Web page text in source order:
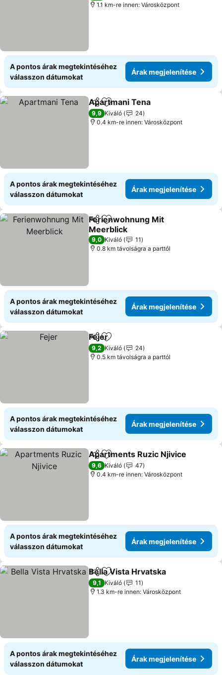
1.1 km-re innen: Városközpont
A pontos árak megtekintéséhez
válasszon dátumokat
Árak megjelenítése
Megosztás
Hozzáadás a kedvencekhez
Apartmani Tena
9,9 Kiváló
24
0.4 km-re innen: Városközpont
A pontos árak megtekintéséhez
válasszon dátumokat
Árak megjelenítése
Megosztás
Hozzáadás a kedvencekhez
Ferienwohnung Mit
Meerblick
9,0 Kiváló
11
0.8 km távolságra a parttól
A pontos árak megtekintéséhez
válasszon dátumokat
Árak megjelenítése
MegosztásHozzáadás a kedvencekhez
Fejer
9,2 Kiváló
24
0.5 km távolságra a parttól
A pontos árak megtekintéséhez
válasszon dátumokat
Árak megjelenítése
Megosztás
Hozzáadás a kedvencekhez
Apartments Ruzic Njivice
9,6 Kiváló
47
0.4 km-re innen: Városközpont
A pontos árak megtekintéséhez
válasszon dátumokat
Árak megjelenítése
Megosztás
Hozzáadás a kedvencekhez
Bella Vista Hrvatska
9,1 Kiváló
11
1.3 km-re innen: Városközpont
A pontos árak megtekintéséhez
válasszon dátumokat
Árak megjelenítése